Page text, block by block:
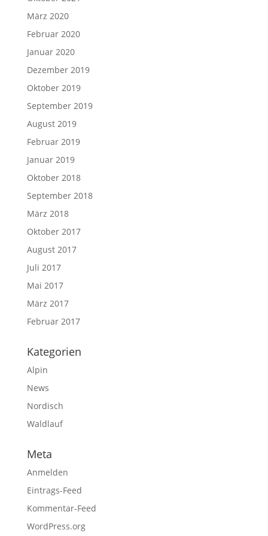
März 2020
Februar 2020
Januar 2020
Dezember 2019
Oktober 2019
September 2019
August 2019
Februar 2019
Januar 2019
Oktober 2018
September 2018
März 2018
Oktober 2017
August 2017
Juli 2017
Mai 2017
März 2017
Februar 2017
Kategorien
Alpin
News
Nordisch
Waldlauf
Meta
Anmelden
Eintrags-Feed
Kommentar-Feed
WordPress.org